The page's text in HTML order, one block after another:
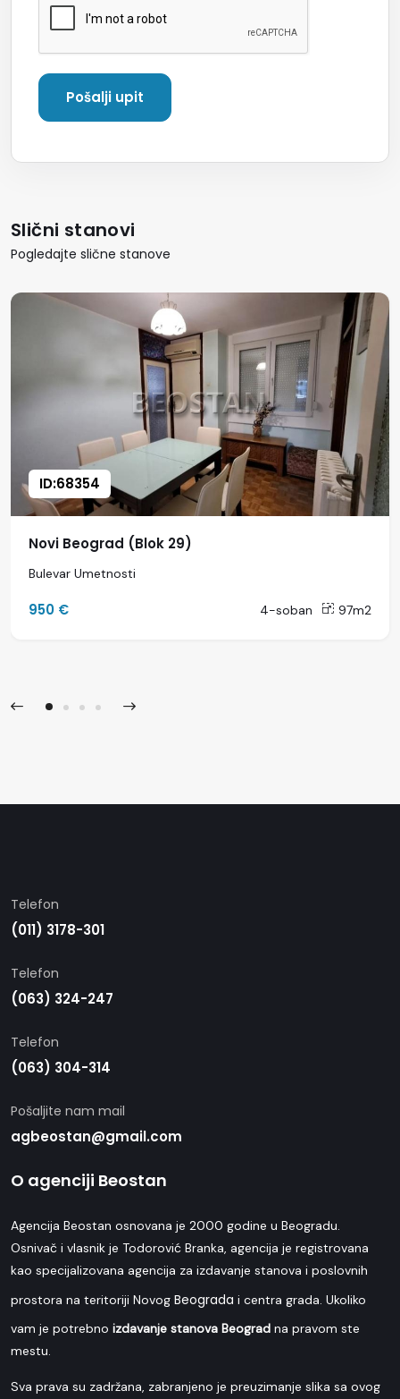
Slični stanovi
Pogledajte slične stanove
ID:68354
Novi Beograd (Blok 29)
Bulevar Umetnosti
950 € 4-soban 97m2
Telefon
(011) 3178-301
Telefon
(063) 324-247
Telefon
(063) 304-314
Pošaljite nam mail
agbeostan@gmail.com
O agenciji Beostan
Agencija Beostan osnovana je 2000 godine u Beogradu.
Osnivač i vlasnik je Todorović Branka, agencija je registrovana
kao specijalizovana agencija za izdavanje stanova i poslovnih
prostora na teritoriji Novog Beograda i centra grada. Ukoliko
vam je potrebno izdavanje stanova Beograd na pravom ste
mestu.
Sva prava su zadržana, zabranjeno je preuzimanje slika sa ovog